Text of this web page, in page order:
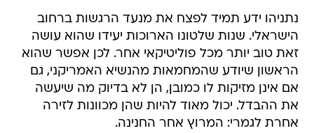
נתניהו ידע תמיד לפצח את מנעד הרגשות ברחוב
הישראלי. שנות שלטונו הארוכות יעידו שהוא עושה
זאת טוב יותר מכל פוליטיקאי אחר. לכן אפשר שהוא
הראשון שיודע שהמחמאות מהנשיא האמריקני, גם
אם אינן מזיקות לו כמובן, הן לא בדיוק מה שיעשה
את ההבדל. יכול מאוד להיות שהן מכוונות לזירה
אחרת לגמרי: המרוץ אחר החנינה.